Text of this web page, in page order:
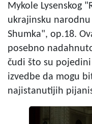
Mykole Lysenskog
ukrajinsku
Shumka", op.18.
posebno
čudi što su
izvedbe da mogu
najistanutijih